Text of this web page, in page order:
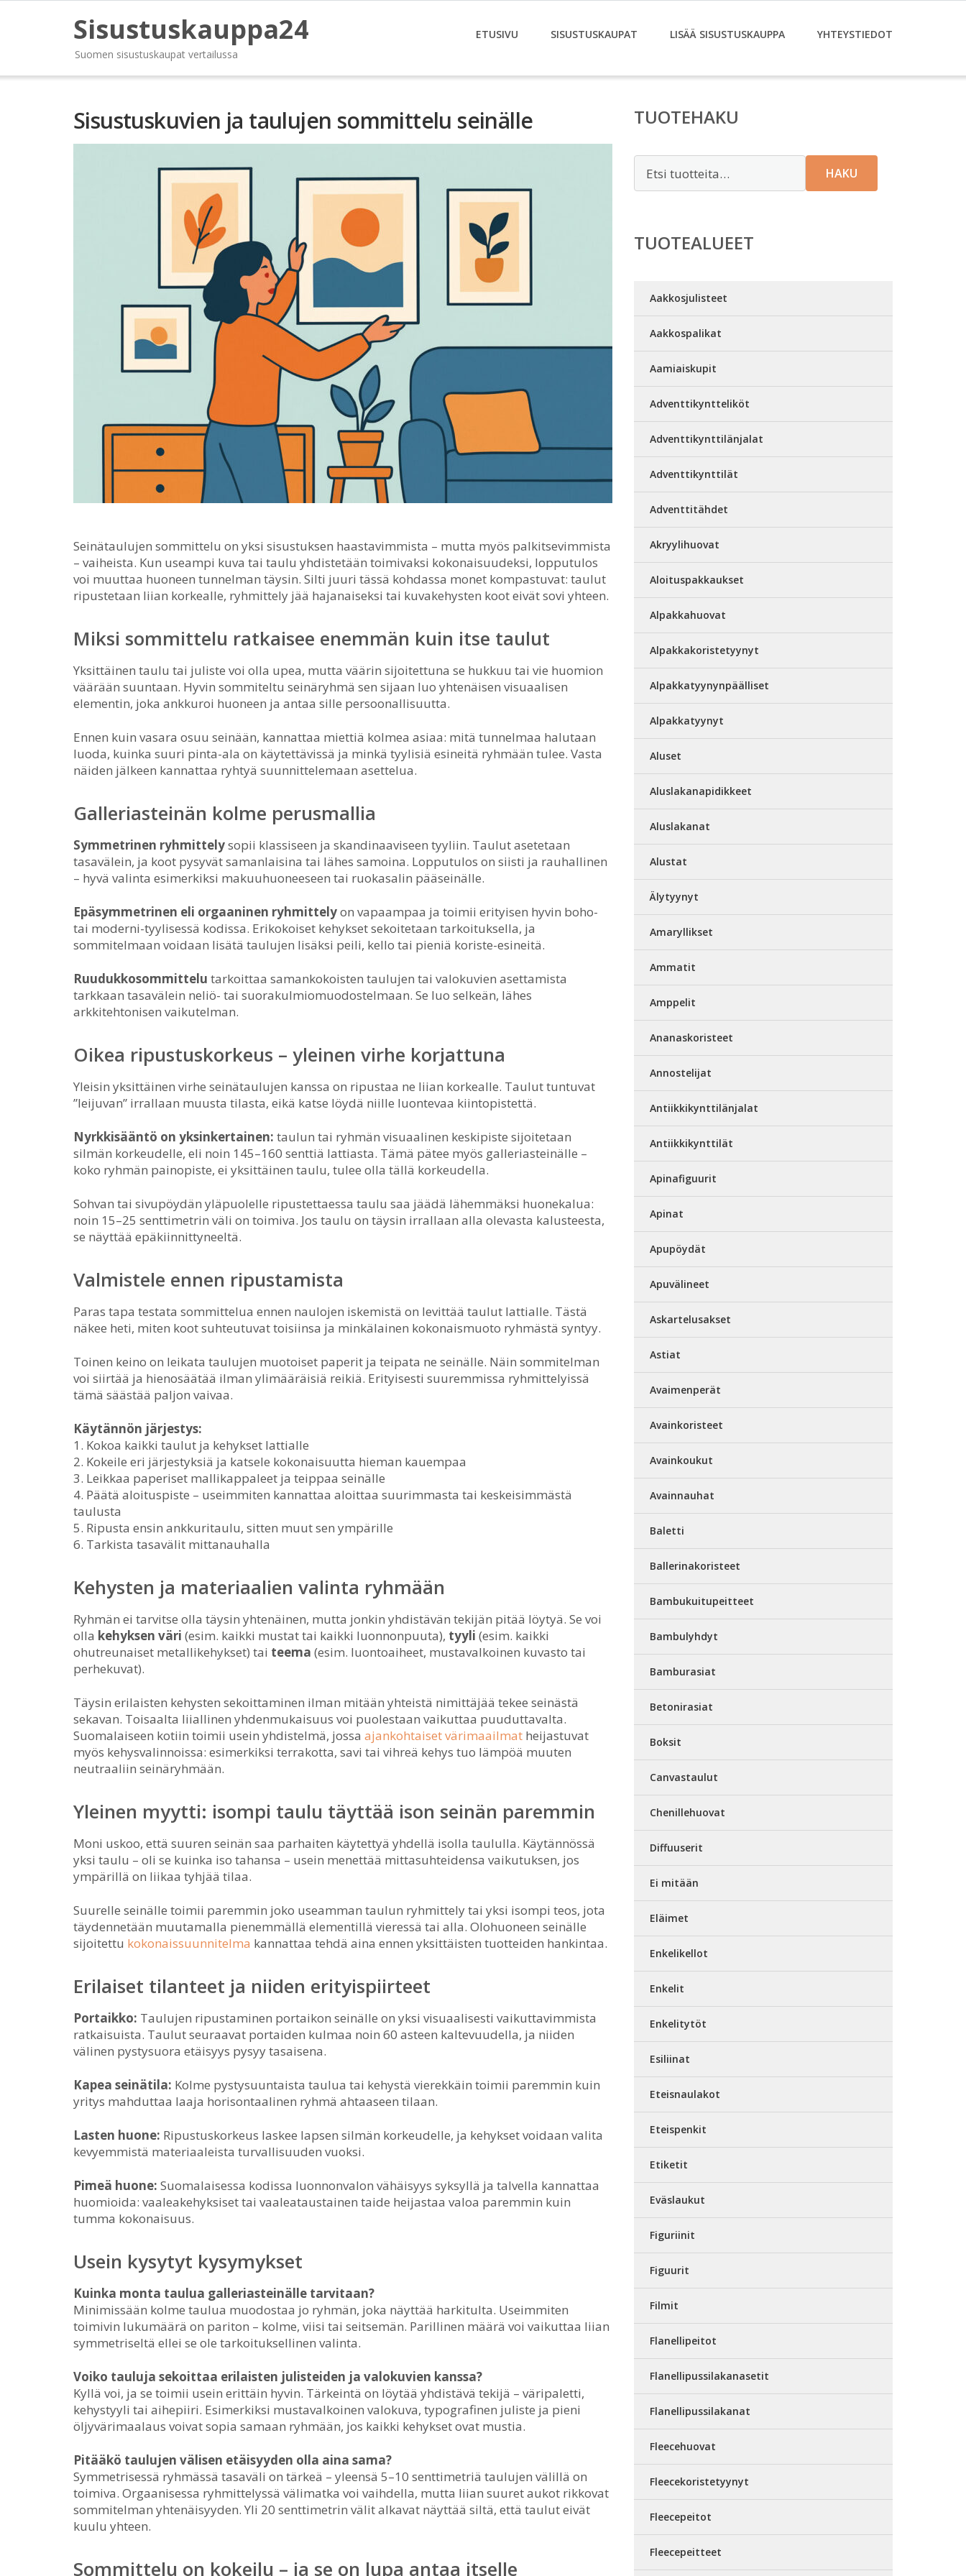
Sisustuskauppa24
Suomen sisustuskaupat vertailussa
ETUSIVU SISUSTUSKAUPAT LISÄÄ SISUSTUSKAUPPA YHTEYSTIEDOT
Sisustuskuvien ja taulujen sommittelu seinälle
Seinätaulujen sommittelu on yksi sisustuksen haastavimmista – mutta myös palkitsevimmista
– vaiheista. Kun useampi kuva tai taulu yhdistetään toimivaksi kokonaisuudeksi, lopputulos
voi muuttaa huoneen tunnelman täysin. Silti juuri tässä kohdassa monet kompastuvat: taulut
ripustetaan liian korkealle, ryhmittely jää hajanaiseksi tai kuvakehysten koot eivät sovi yhteen.
Miksi sommittelu ratkaisee enemmän kuin itse taulut
Yksittäinen taulu tai juliste voi olla upea, mutta väärin sijoitettuna se hukkuu tai vie huomion
väärään suuntaan. Hyvin sommiteltu seinäryhmä sen sijaan luo yhtenäisen visuaalisen
elementin, joka ankkuroi huoneen ja antaa sille persoonallisuutta.
Ennen kuin vasara osuu seinään, kannattaa miettiä kolmea asiaa: mitä tunnelmaa halutaan
luoda, kuinka suuri pinta-ala on käytettävissä ja minkä tyylisiä esineitä ryhmään tulee. Vasta
näiden jälkeen kannattaa ryhtyä suunnittelemaan asettelua.
Galleriasteinän kolme perusmallia
Symmetrinen ryhmittelysopii klassiseen ja skandinaaviseen tyyliin. Taulut asetetaan
tasavälein, ja koot pysyvät samanlaisina tai lähes samoina. Lopputulos on siisti ja rauhallinen
– hyvä valinta esimerkiksi makuuhuoneeseen tai ruokasalin pääseinälle.
Epäsymmetrinen eli orgaaninen ryhmittelyon vapaampaa ja toimii erityisen hyvin boho-
tai moderni-tyylisessä kodissa. Erikokoiset kehykset sekoitetaan tarkoituksella, ja
sommitelmaan voidaan lisätä taulujen lisäksi peili, kello tai pieniä koriste-esineitä.
Ruudukkosommittelu tarkoittaa samankokoisten taulujen tai valokuvien asettamista
tarkkaan tasavälein neliö- tai suorakulmiomuodostelmaan. Se luo selkeän, lähes
arkkitehtonisen vaikutelman.
Oikea ripustuskorkeus – yleinen virhe korjattuna
Yleisin yksittäinen virhe seinätaulujen kanssa on ripustaa ne liian korkealle. Taulut tuntuvat
”leijuvan” irrallaan muusta tilasta, eikä katse löydä niille luontevaa kiintopistettä.
Nyrkkisääntö on yksinkertainen: taulun tai ryhmän visuaalinen keskipiste sijoitetaan
silmän korkeudelle, eli noin 145–160 senttiä lattiasta. Tämä pätee myös galleriasteinälle –
koko ryhmän painopiste, ei yksittäinen taulu, tulee olla tällä korkeudella.
Sohvan tai sivupöydän yläpuolelle ripustettaessa taulu saa jäädä lähemmäksi huonekalua:
noin 15–25 senttimetrin väli on toimiva. Jos taulu on täysin irrallaan alla olevasta kalusteesta,
se näyttää epäkiinnittyneeltä.
Valmistele ennen ripustamista
Paras tapa testata sommittelua ennen naulojen iskemistä on levittää taulut lattialle. Tästä
näkee heti, miten koot suhteutuvat toisiinsa ja minkälainen kokonaismuoto ryhmästä syntyy.
Toinen keino on leikata taulujen muotoiset paperit ja teipata ne seinälle. Näin sommitelman
voi siirtää ja hienosäätää ilman ylimääräisiä reikiä. Erityisesti suuremmissa ryhmittelyissä
tämä säästää paljon vaivaa.
Käytännön järjestys:
1. Kokoa kaikki taulut ja kehykset lattialle
2. Kokeile eri järjestyksiä ja katsele kokonaisuutta hieman kauempaa
3. Leikkaa paperiset mallikappaleet ja teippaa seinälle
4. Päätä aloituspiste – useimmiten kannattaa aloittaa suurimmasta tai keskeisimmästä
taulusta
5. Ripusta ensin ankkuritaulu, sitten muut sen ympärille
6. Tarkista tasavälit mittanauhalla
Kehysten ja materiaalien valinta ryhmään
Ryhmän ei tarvitse olla täysin yhtenäinen, mutta jonkin yhdistävän tekijän pitää löytyä. Se voi
olla kehyksen väri (esim. kaikki mustat tai kaikki luonnonpuuta), tyyli (esim. kaikki
ohutreunaiset metallikehykset) tai teema (esim. luontoaiheet, mustavalkoinen kuvasto tai
perhekuvat).
Täysin erilaisten kehysten sekoittaminen ilman mitään yhteistä nimittäjää tekee seinästä
sekavan. Toisaalta liiallinen yhdenmukaisuus voi puolestaan vaikuttaa puuduttavalta.
Suomalaiseen kotiin toimii usein yhdistelmä, jossa ajankohtaiset värimaailmat heijastuvat
myös kehysvalinnoissa: esimerkiksi terrakotta, savi tai vihreä kehys tuo lämpöä muuten
neutraaliin seinäryhmään.
Yleinen myytti: isompi taulu täyttää ison seinän paremmin
Moni uskoo, että suuren seinän saa parhaiten käytettyä yhdellä isolla taululla. Käytännössä
yksi taulu – oli se kuinka iso tahansa – usein menettää mittasuhteidensa vaikutuksen, jos
ympärillä on liikaa tyhjää tilaa.
Suurelle seinälle toimii paremmin joko useamman taulun ryhmittely tai yksi isompi teos, jota
täydennetään muutamalla pienemmällä elementillä vieressä tai alla. Olohuoneen seinälle
sijoitettu kokonaissuunnitelma kannattaa tehdä aina ennen yksittäisten tuotteiden hankintaa.
Erilaiset tilanteet ja niiden erityispiirteet
Portaikko: Taulujen ripustaminen portaikon seinälle on yksi visuaalisesti vaikuttavimmista
ratkaisuista. Taulut seuraavat portaiden kulmaa noin 60 asteen kaltevuudella, ja niiden
välinen pystysuora etäisyys pysyy tasaisena.
Kapea seinätila: Kolme pystysuuntaista taulua tai kehystä vierekkäin toimii paremmin kuin
yritys mahduttaa laaja horisontaalinen ryhmä ahtaaseen tilaan.
Lasten huone: Ripustuskorkeus laskee lapsen silmän korkeudelle, ja kehykset voidaan valita
kevyemmistä materiaaleista turvallisuuden vuoksi.
Pimeä huone: Suomalaisessa kodissa luonnonvalon vähäisyys syksyllä ja talvella kannattaa
huomioida: vaaleakehyksiset tai vaaleataustainen taide heijastaa valoa paremmin kuin
tumma kokonaisuus.
Usein kysytyt kysymykset
Kuinka monta taulua galleriasteinälle tarvitaan?
Minimissään kolme taulua muodostaa jo ryhmän, joka näyttää harkitulta. Useimmiten
toimivin lukumäärä on pariton – kolme, viisi tai seitsemän. Parillinen määrä voi vaikuttaa liian
symmetriseltä ellei se ole tarkoituksellinen valinta.
Voiko tauluja sekoittaa erilaisten julisteiden ja valokuvien kanssa?
Kyllä voi, ja se toimii usein erittäin hyvin. Tärkeintä on löytää yhdistävä tekijä – väripaletti,
kehystyyli tai aihepiiri. Esimerkiksi mustavalkoinen valokuva, typografinen juliste ja pieni
öljyvärimaalaus voivat sopia samaan ryhmään, jos kaikki kehykset ovat mustia.
Pitääkö taulujen välisen etäisyyden olla aina sama?
Symmetrisessä ryhmässä tasaväli on tärkeä – yleensä 5–10 senttimetriä taulujen välillä on
toimiva. Orgaanisessa ryhmittelyssä välimatka voi vaihdella, mutta liian suuret aukot rikkovat
sommitelman yhtenäisyyden. Yli 20 senttimetrin välit alkavat näyttää siltä, että taulut eivät
kuulu yhteen.
Sommittelu on kokeilu – ja se on lupa antaa itselle
TUOTEHAKU
HAKU
TUOTEALUEET
Aakkosjulisteet
Aakkospalikat
Aamiaiskupit
Adventtikyntteliköt
Adventtikynttilänjalat
Adventtikynttilät
Adventtitähdet
Akryylihuovat
Aloituspakkaukset
Alpakkahuovat
Alpakkakoristetyynyt
Alpakkatyynynpäälliset
Alpakkatyynyt
Aluset
Aluslakanapidikkeet
Aluslakanat
Alustat
Älytyynyt
Amaryllikset
Ammatit
Amppelit
Ananaskoristeet
Annostelijat
Antiikkikynttilänjalat
Antiikkikynttilät
Apinafiguurit
Apinat
Apupöydät
Apuvälineet
Askartelusakset
Astiat
Avaimenperät
Avainkoristeet
Avainkoukut
Avainnauhat
Baletti
Ballerinakoristeet
Bambukuitupeitteet
Bambulyhdyt
Bamburasiat
Betonirasiat
Boksit
Canvastaulut
Chenillehuovat
Diffuuserit
Ei mitään
Eläimet
Enkelikellot
Enkelit
Enkelitytöt
Esiliinat
Eteisnaulakot
Eteispenkit
Etiketit
Eväslaukut
Figuriinit
Figuurit
Filmit
Flanellipeitot
Flanellipussilakanasetit
Flanellipussilakanat
Fleecehuovat
Fleecekoristetyynyt
Fleecepeitot
Fleecepeitteet